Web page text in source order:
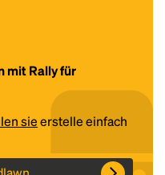
mit Rally für
sieerstelle einfach